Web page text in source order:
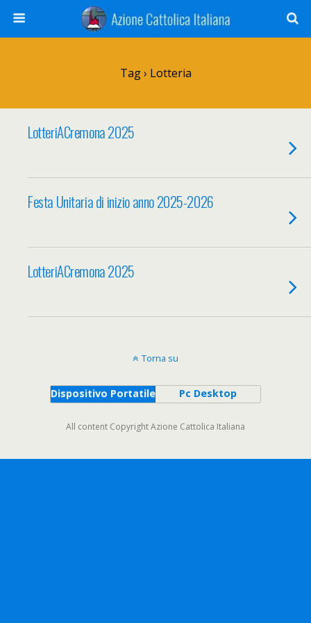
Tag › Lotteria
LotteriACremona 2025
Festa Unitaria di inizio anno 2025-2026
LotteriACremona 2025
Torna su
Dispositivo Portatile Pc Desktop
All content Copyright Azione Cattolica Italiana